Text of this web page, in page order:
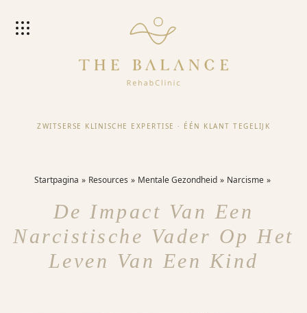
ZWITSERSE KLINISCHE EXPERTISE · ÉÉN KLANT TEGELIJK
Startpagina Resources Mentale Gezondheid Narcisme
De Impact Van Een
Narcistische Vader Op Het
Leven Van Een Kind